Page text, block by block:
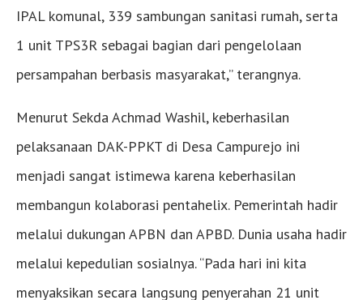
IPAL komunal, 339 sambungan sanitasi rumah, serta
1 unit TPS3R sebagai bagian dari pengelolaan
persampahan berbasis masyarakat,” terangnya.
Menurut Sekda Achmad Washil, keberhasilan
pelaksanaan DAK-PPKT di Desa Campurejo ini
menjadi sangat istimewa karena keberhasilan
membangun kolaborasi pentahelix. Pemerintah hadir
melalui dukungan APBN dan APBD. Dunia usaha hadir
melalui kepedulian sosialnya. “Pada hari ini kita
menyaksikan secara langsung penyerahan 21 unit